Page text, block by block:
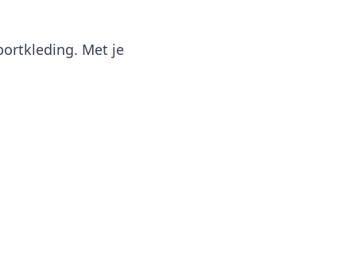
Met je